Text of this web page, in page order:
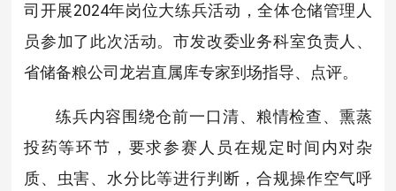
司开展2024年岗位大练兵活动，全体仓储管理人
员参加了此次活动。市发改委业务科室负责人、
省储备粮公司龙岩直属库专家到场指导、点评。
练兵内容围绕仓前一口清、粮情检查、熏蒸
投药等环节，要求参赛人员在规定时间内对杂
质、虫害、水分比等进行判断，合规操作空气呼